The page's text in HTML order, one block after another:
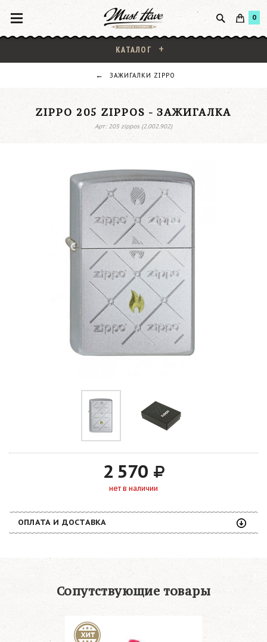
0
КАТАЛОГ
ЗАЖИГАЛКИ ZIPPO
ZIPPO 205 ZIPPOS - ЗАЖИГАЛКА
Арт: 205 zippos (2.002.902)
2 570
нет в наличии
ОПЛАТА И ДОСТАВКА
Сопутствующие товары